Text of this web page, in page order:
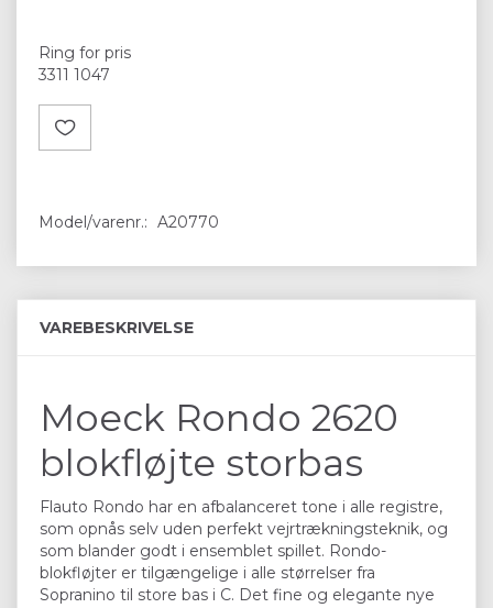
Ring for pris
3311 1047
Model/varenr.: A20770
VAREBESKRIVELSE
Moeck Rondo 2620
blokfløjte storbas
Flauto Rondo har en afbalanceret tone i alle registre,
som opnås selv uden perfekt vejrtrækningsteknik, og
som blander godt i ensemblet spillet. Rondo-
blokfløjter er tilgængelige i alle størrelser fra
Sopranino til store bas i C. Det fine og elegante nye